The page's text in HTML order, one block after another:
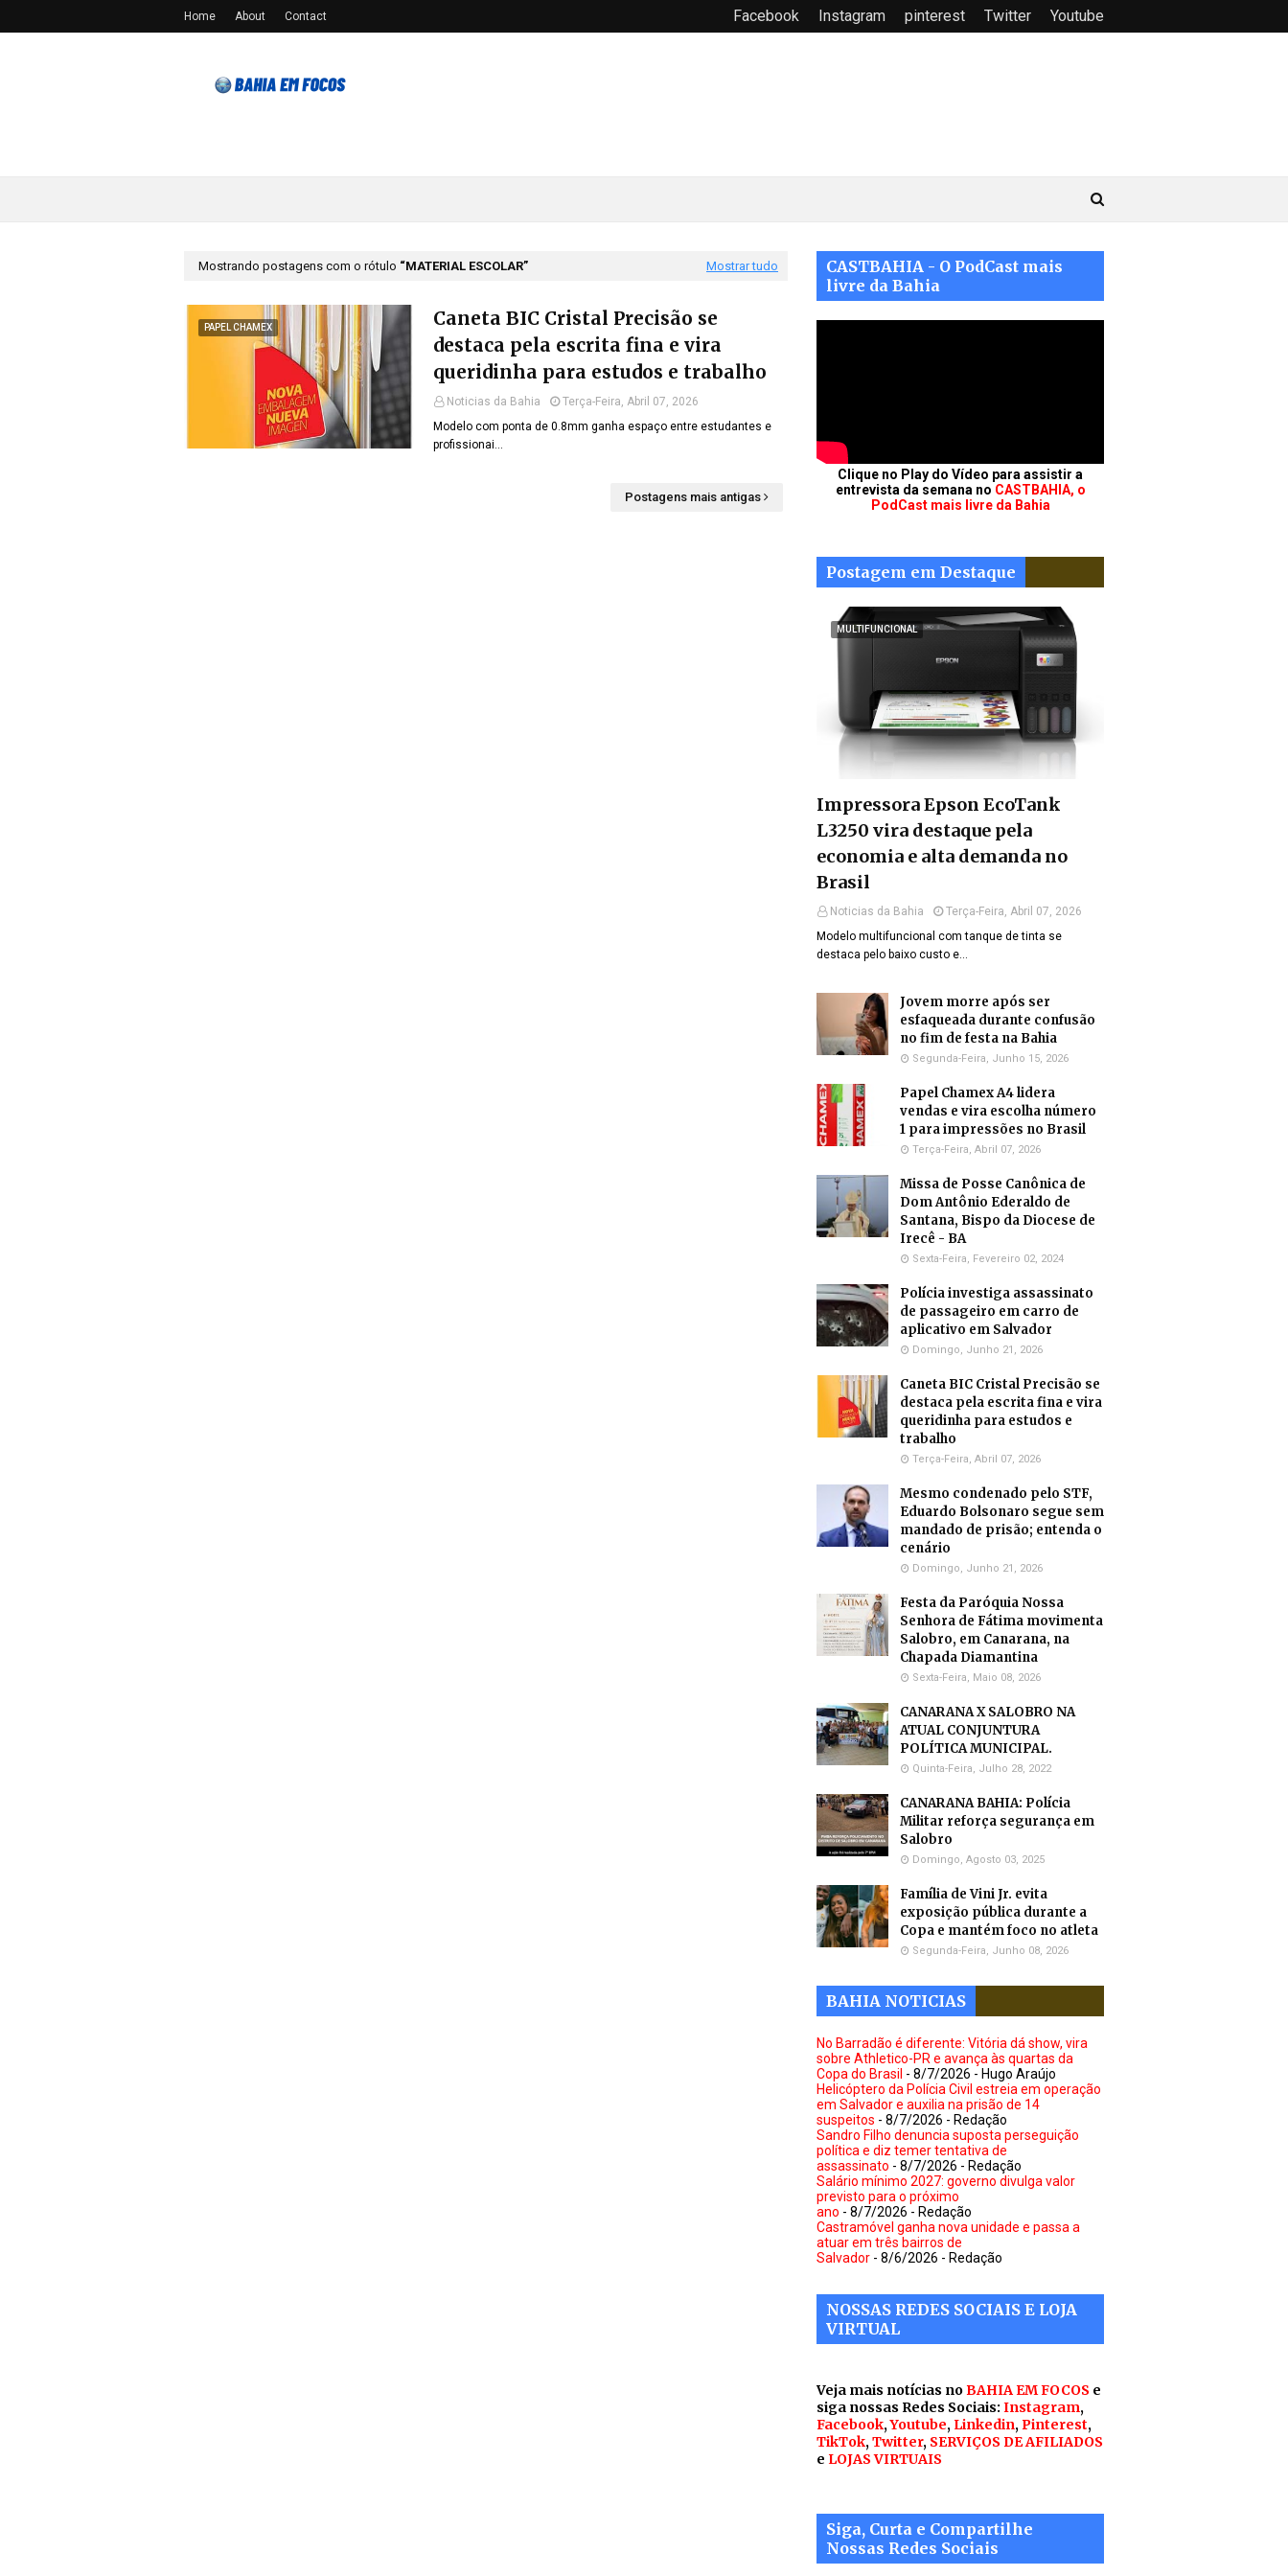
Home About Contact Facebook Instagram pinterest Twitter Youtube
Mostrando postagens com o rótulo MATERIAL ESCOLAR Mostrar tudo
PAPEL CHAMEX
Caneta BIC Cristal Precisão se
destaca pela escrita fina e vira
queridinha para estudos e trabalho
Noticias da Bahia
Terça-Feira, Abril 07, 2026
Modelo com ponta de 0.8mm ganha espaço entre estudantes e
profissionai…
Postagens mais antigas
CASTBAHIA - O PodCast mais
livre da Bahia
Clique no Play do Vídeo para assistir a
entrevista da semana no CASTBAHIA, o
PodCast mais livre da Bahia
Postagem em Destaque
MULTIFUNCIONAL
Impressora Epson EcoTank
L3250 vira destaque pela
economia e alta demanda no
Brasil
Noticias da Bahia
Terça-Feira, Abril 07, 2026
Modelo multifuncional com tanque de tinta se
destaca pelo baixo custo e…
Jovem morre após ser
esfaqueada durante confusão
no fim de festa na Bahia
Segunda-Feira, Junho 15, 2026
Papel Chamex A4 lidera
vendas e vira escolha número
1 para impressões no Brasil
Terça-Feira, Abril 07, 2026
Missa de Posse Canônica de
Dom Antônio Ederaldo de
Santana, Bispo da Diocese de
Irecê - BA
Sexta-Feira, Fevereiro 02, 2024
Polícia investiga assassinato
de passageiro em carro de
aplicativo em Salvador
Domingo, Junho 21, 2026
Caneta BIC Cristal Precisão se
destaca pela escrita fina e vira
queridinha para estudos e
trabalho
Terça-Feira, Abril 07, 2026
Mesmo condenado pelo STF,
Eduardo Bolsonaro segue sem
mandado de prisão; entenda o
cenário
Domingo, Junho 21, 2026
Festa da Paróquia Nossa
Senhora de Fátima movimenta
Salobro, em Canarana, na
Chapada Diamantina
Sexta-Feira, Maio 08, 2026
CANARANA X SALOBRO NA
ATUAL CONJUNTURA
POLÍTICA MUNICIPAL.
Quinta-Feira, Julho 28, 2022
CANARANA BAHIA: Polícia
Militar reforça segurança em
Salobro
Domingo, Agosto 03, 2025
Família de Vini Jr. evita
exposição pública durante a
Copa e mantém foco no atleta
Segunda-Feira, Junho 08, 2026
BAHIA NOTICIAS
No Barradão é diferente: Vitória dá show, vira
sobre Athletico-PR e avança às quartas da
Copa do Brasil - 8/7/2026 - Hugo Araújo
Helicóptero da Polícia Civil estreia em operação
em Salvador e auxilia na prisão de 14
suspeitos - 8/7/2026 - Redação
Sandro Filho denuncia suposta perseguição
política e diz temer tentativa de
assassinato - 8/7/2026 - Redação
Salário mínimo 2027: governo divulga valor
previsto para o próximo
ano - 8/7/2026 - Redação
Castramóvel ganha nova unidade e passa a
atuar em três bairros de
Salvador - 8/6/2026 - Redação
NOSSAS REDES SOCIAIS E LOJA
VIRTUAL
Veja mais notícias noBAHIA EM FOCOS e
siga nossas Redes Sociais: Instagram,
Facebook,Youtube, Linkedin,Pinterest,
TikTok,Twitter, SERVIÇOS DE AFILIADOS
e LOJAS VIRTUAIS
Siga, Curta e Compartilhe
Nossas Redes Sociais